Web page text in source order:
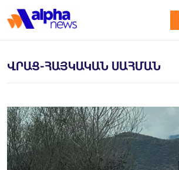
ՎՐԱՑ-ՀԱՅԿԱԿԱՆ ՍԱՀՄԱՆ